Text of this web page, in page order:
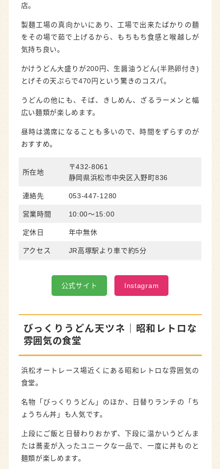
店。
製麺工場の真向かいにあり、工場で出来たばかりの麺
をその場で茹で上げるから、もちもち食感と喉越しが
気持ち良い。
かけうどん大盛りが200円、生醤油うどん(半熟卵付き)
とげその天ぷらで470円という驚きのコスパ。
うどんの他にも、そば、きしめん、ざるラーメンと幅
広い麺類が楽しめます。
昼時は満席になることも多いので、時間をずらすのが
おすすめ。
所在地
〒432-8061
静岡県浜松市中央区入野町836
連絡先 053-447-1280
営業時間 10:00～15:00
定休日 年中無休
アクセス JR高塚駅より車で約5分
公式サイト Instagram
びっくりうどん天ツネ｜昭和レトロな
雰囲気の食堂
浜松オートレース場近くにある昭和レトロな雰囲気の
食堂。
名物「びっくりうどん」のほか、日替りランチの「ち
ょうちん丼」も人気です。
上段にご飯と日替わりおかず、下段に温かいうどんま
たは蕎麦が入ったユニークな一品で、一度に丼ものと
麺類が楽しめます。